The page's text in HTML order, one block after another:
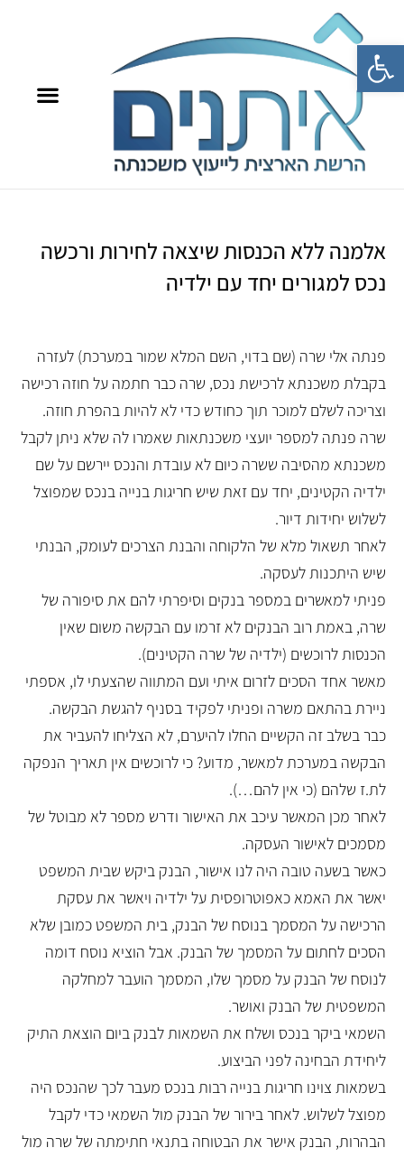
פתח סרגל נגישות
אלמנה ללא הכנסות שיצאה לחירות ורכשה
נכס למגורים יחד עם ילדיה
פנתה אלי שרה (שם בדוי, השם המלא שמור במערכת) לעזרה
בקבלת משכנתא לרכישת נכס, שרה כבר חתמה על חוזה רכישה
וצריכה לשלם למוכר תוך כחודש כדי לא להיות בהפרת חוזה.
שרה פנתה למספר יועצי משכנתאות שאמרו לה שלא ניתן לקבל
משכנתא מהסיבה ששרה כיום לא עובדת והנכס יירשם על שם
ילדיה הקטינים, יחד עם זאת שיש חריגות בנייה בנכס שמפוצל
לשלוש יחידות דיור.
לאחר תשאול מלא של הלקוחה והבנת הצרכים לעומק, הבנתי
שיש היתכנות לעסקה.
פניתי למאשרים במספר בנקים וסיפרתי להם את סיפורה של
שרה, באמת רוב הבנקים לא זרמו עם הבקשה משום שאין
הכנסות לרוכשים (ילדיה של שרה הקטינים).
מאשר אחד הסכים לזרום איתי ועם המתווה שהצעתי לו, אספתי
ניירת בהתאם משרה ופניתי לפקיד בסניף להגשת הבקשה.
כבר בשלב זה הקשיים החלו להיערם, לא הצליחו להעביר את
הבקשה במערכת למאשר, מדוע? כי לרוכשים אין תאריך הנפקה
לת.ז שלהם (כי אין להם…).
לאחר מכן המאשר עיכב את האישור ודרש מספר לא מבוטל של
מסמכים לאישור העסקה.
כאשר בשעה טובה היה לנו אישור, הבנק ביקש שבית המשפט
יאשר את האמא כאפוטרופסית על ילדיה ויאשר את עסקת
הרכישה על המסמך בנוסח של הבנק, בית המשפט כמובן שלא
הסכים לחתום על המסמך של הבנק. אבל הוציא נוסח דומה
לנוסח של הבנק על מסמך שלו, המסמך הועבר למחלקה
המשפטית של הבנק ואושר.
השמאי ביקר בנכס ושלח את השמאות לבנק ביום הוצאת התיק
ליחידת הבחינה לפני הביצוע.
בשמאות צוינו חריגות בנייה רבות בנכס מעבר לכך שהנכס היה
מפוצל לשלוש. לאחר בירור של הבנק מול השמאי כדי לקבל
הבהרות, הבנק אישר את הבטוחה בתנאי חתימתה של שרה מול